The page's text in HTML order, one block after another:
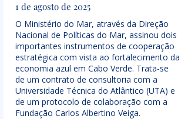
1 de agosto de 2025
O Ministério do Mar, através da Direção
Nacional de Políticas do Mar, assinou dois
importantes instrumentos de cooperação
estratégica com vista ao fortalecimento da
economia azul em Cabo Verde. Trata-se
de um contrato de consultoria com a
Universidade Técnica do Atlântico (UTA) e
de um protocolo de colaboração com a
Fundação Carlos Albertino Veiga.